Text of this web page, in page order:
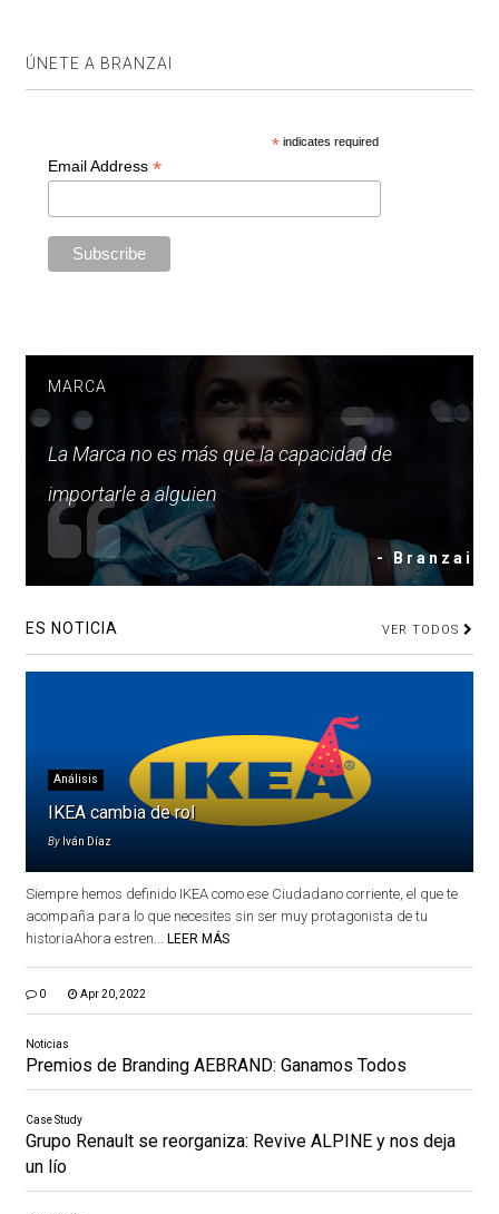
ÚNETE A BRANZAI
* indicates required
Email Address *
MARCA
La Marca no es más que la capacidad de
importarle a alguien
- Branzai
ES NOTICIA VER TODOS
Análisis
IKEA cambia de rol
By Iván Díaz
Siempre hemos definido IKEA como ese Ciudadano corriente, el que te
acompaña para lo que necesites sin ser muy protagonista de tu
historiaAhora estren... LEER MÁS
0 Apr 20, 2022
Noticias
Premios de Branding AEBRAND: Ganamos Todos
Case Study
Grupo Renault se reorganiza: Revive ALPINE y nos deja
un lío